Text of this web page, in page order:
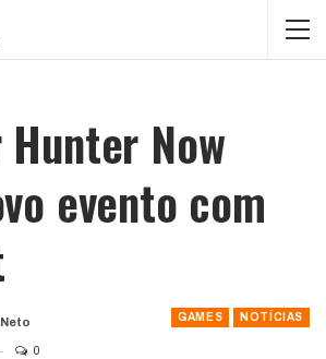
Now
evento com
GAMES NOTÍCIAS
0